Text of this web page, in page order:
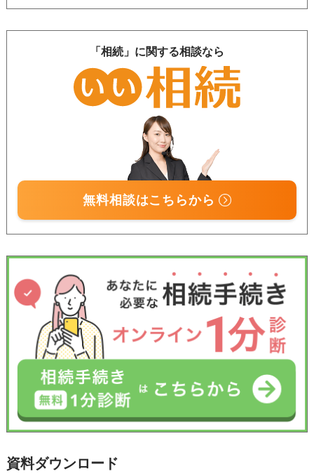
「相続」に関する相談なら
無料相談はこちらから
資料ダウンロード